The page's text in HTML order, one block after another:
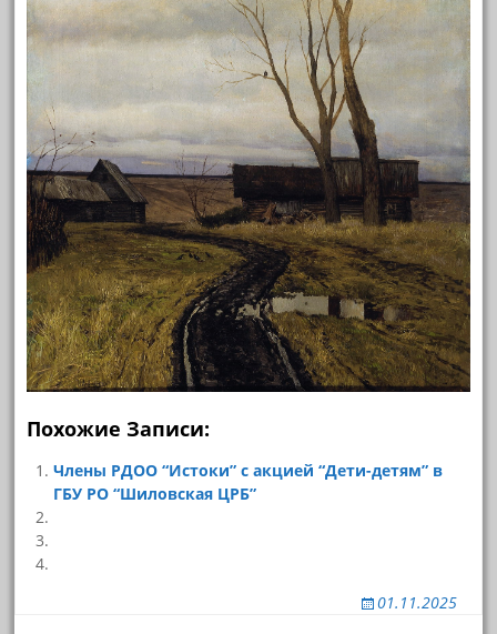
Похожие Записи:
Члены РДОО “Истоки” с акцией “Дети-детям” в
ГБУ РО “Шиловская ЦРБ”
01.11.2025